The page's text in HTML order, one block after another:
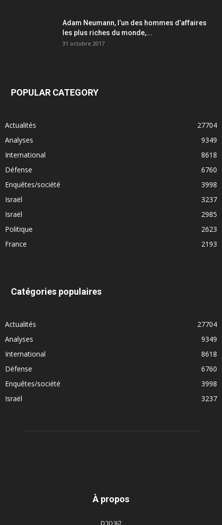
Adam Neumann, l’un des hommes d’affaires
les plus riches du monde,...
31 octobre 2017
POPULAR CATEGORY
Actualités
27704
Analyses
9349
International
8618
Défense
6760
Enquêtes/société
3998
Israël
3237
Israël
2985
Politique
2623
France
2193
Catégories populaires
Actualités
27704
Analyses
9349
International
8618
Défense
6760
Enquêtes/société
3998
Israël
3237
À propos
קונטרס